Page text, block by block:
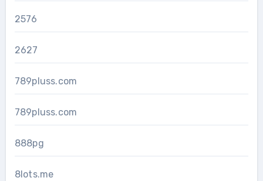
2576
2627
789pluss.com
789pluss.com
888pg
8lots.me